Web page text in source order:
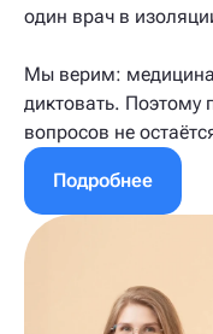
один врач в
Мы верим:
диктовать. Поэтому
вопросов не
Подробнее